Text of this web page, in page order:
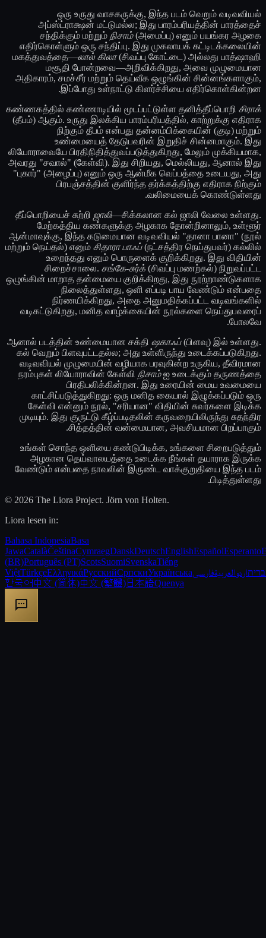
ஒரு உருது வாசகருக்கு, இந்த படம் வெறும் வடிவவியல்
அப்ஸ்ட்ராக்ஷன் மட்டுமல்ல; இது பாரம்பரியத்தின் பாரத்தைச்
சந்திக்கும் மற்றும் நிசாம்(அமைப்பு) எனும் பயங்கர அழகை
எதிர்கொள்ளும் ஒரு சந்திப்பு. இது முகலாயக் கட்டிடக்கலையின்
மகத்துவத்தை—லால் கிலா(சிவப்பு கோட்டை) அல்லது பாத்ஷாஹி
மசூதி போன்றவை—அறிவிக்கிறது, அவை முழுமையான
அதிகாரம், சமச்சீர் மற்றும் தெய்வீக ஒழுங்கின் சின்னங்களாகும்,
இப்போது உள்நாட்டு கிளர்ச்சியை எதிர்கொள்கின்றன.
கண்ணகத்தில் கண்ணாடியில் மூடப்பட்டுள்ள தனித்தீப்பொறி சிராக்
(தீபம்) ஆகும். உருது இலக்கிய பாரம்பரியத்தில், காற்றுக்கு எதிராக
நிற்கும் தீபம் என்பது தன்னம்பிக்கையின் (குடி) மற்றும்
உண்மையைத் தேடுபவரின் இறுதிச் சின்னமாகும். இது
லியோராவையே பிரதிநிதித்துவப்படுத்துகிறது, மேலும் முக்கியமாக,
அவரது "சவால்" (கேள்வி). இது சிறியது, மெல்லியது, ஆனால் இது
"புகார்" (அழைப்பு) எனும் ஒரு ஆன்மீக வெப்பத்தை உடையது, அது
பிரபஞ்சத்தின் குளிர்ந்த தர்க்கத்திற்கு எதிராக நிற்கும்
வலிமையைக் கொண்டுள்ளது.
தீப்பொறியைச் சுற்றி ஜாலி—சிக்கலான கல் ஜாலி வேலை உள்ளது.
மேற்கத்திய கண்களுக்கு அழகாக தோன்றினாலும், உள்ளூர்
ஆன்மாவுக்கு, இந்த கடுமையான வடிவவியல் "தானா பானா" (நூல்
மற்றும் நெய்தல்) எனும் சிதாரா பாஃப்(நட்சத்திர நெய்துபவர்) கல்லில்
உறைந்தது எனும் பொருளைக் குறிக்கிறது. இது விதியின்
சிறைச்சாலை. சங்கே-சுர்க் (சிவப்பு மணற்கல்) நிறுவப்பட்ட
ஒழுங்கின் மாறாத தன்மையை குறிக்கிறது, இது நூற்றாண்டுகளாக
நிலைத்துள்ளது, ஒளி எப்படி பாய வேண்டும் என்பதை
நிர்ணயிக்கிறது, அதை அனுமதிக்கப்பட்ட வடிவங்களில்
வடிகட்டுகிறது, மனித வாழ்க்கையின் நூல்களை நெய்துபவரைப்
போலவே.
ஆனால் படத்தின் உண்மையான சக்தி ஷகாஃப்(பிளவு) இல் உள்ளது.
கல் வெறும் பிளவுபட்டதல்ல; அது உள்ளிருந்து உடைக்கப்படுகிறது.
வடிவவியல் முழுமையின் வழியாக பரவுகின்ற உருகிய, தீவிரமான
நரம்புகள் லியோராவின் கேள்வி நிசாம்ஐ உடைக்கும் தருணத்தை
பிரதிபலிக்கின்றன. இது உரையின் மைய உவமையை
காட்சிப்படுத்துகிறது: ஒரு மனித கையால் இழுக்கப்படும் ஒரு
கேள்வி என்னும் நூல், "சரியான" விதியின் சுவர்களை இடிக்க
முடியும். இது குருட்டு கீழ்ப்படிதலின் கருவறையிலிருந்து சுதந்திர
சித்தத்தின் வன்மையான, அவசியமான பிறப்பாகும்.
உங்கள் சொந்த ஒளியை கண்டுபிடிக்க, உங்களை சிறைபடுத்தும்
அழகான தெய்வாலயத்தை உடைக்க நீங்கள் தயாராக இருக்க
வேண்டும் என்பதை நாவலின் இருண்ட வாக்குறுதியை இந்த படம்
பிடித்துள்ளது.
© 2026 The Liora Project. Jörn von Holten.
Liora lesen in:
Bahasa IndonesiaBasa
JawaCatalàČeštinaCymraegDanskDeutschEnglishEspañolEsperanto
(BR)Português (PT)ScotsSuomiSvenskaTiếng
ViệtTürkçeΕλληνικάРусскийСрпскиУкраїнська اردوالعربيةفارسی
한국어 中文 (简体)中文 (繁體) 日本語Quenya